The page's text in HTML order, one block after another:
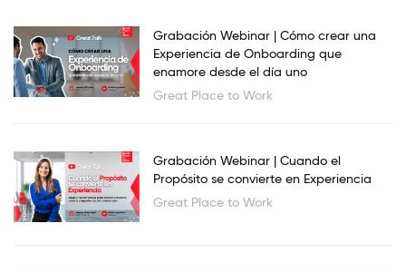
Grabación Webinar | Cómo crear una
Experiencia de Onboarding que
enamore desde el día uno
Great Place to Work
Grabación Webinar | Cuando el
Propósito se convierte en Experiencia
Great Place to Work